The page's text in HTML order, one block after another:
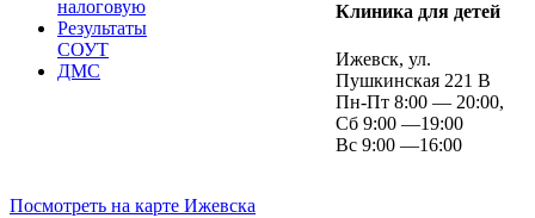
налоговую
Результаты
СОУТ
ДМС
Клиника для детей
Ижевск, ул.
Пушкинская 221 В
Пн-Пт 8:00 — 20:00,
Сб 9:00 —19:00
Вс 9:00 —16:00
Посмотреть на карте Ижевска